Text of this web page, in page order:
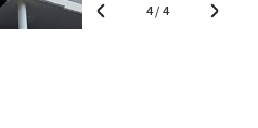
1/ 4